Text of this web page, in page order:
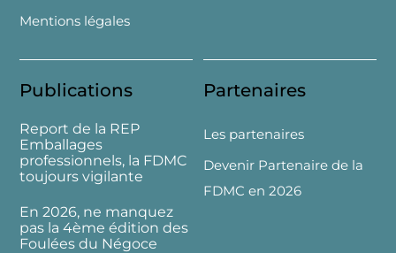
Mentions légales
Publications
Report de la REP
Emballages
professionnels, la FDMC
toujours vigilante
En 2026, ne manquez
pas la 4ème édition des
Foulées du Négoce
Partenaires
Les partenaires
Devenir Partenaire de la
FDMC en 2026